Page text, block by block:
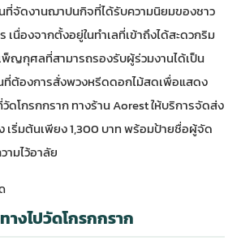
ที่จัดงานฌาปนกิจที่ได้รับความนิยมของชาว
เนื่องจากตั้งอยู่ในทำเลที่เข้าถึงได้สะดวกริม
พ็ญกุศลที่สามารถรองรับผู้ร่วมงานได้เป็น
ที่ต้องการสั่งพวงหรีดดอกไม้สดเพื่อแสดง
ดโกรกกราก ทางร้าน Aorest ให้บริการจัดส่ง
เริ่มต้นเพียง 1,300 บาท พร้อมป้ายชื่อผู้จัด
ามไว้อาลัย
างไปวัดโกรกกราก